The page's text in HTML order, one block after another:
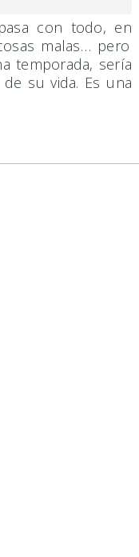
con todo, en
malas… pero
temporada, sería
su vida. Es una